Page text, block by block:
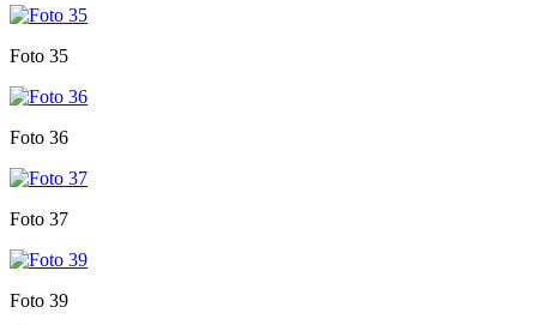
Foto 35
Foto 36
Foto 37
Foto 39